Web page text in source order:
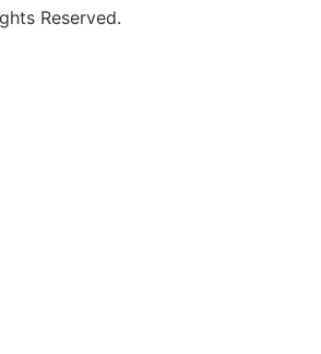
Reserved.